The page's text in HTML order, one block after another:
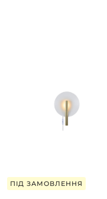
ПІД ЗАМОВЛЕННЯ